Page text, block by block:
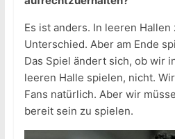
Es ist anders. In leeren
Unterschied. Aber am Ende
Das Spiel ändert sich, ob wir
leeren Halle spielen, nicht.
Fans natürlich. Aber wir
bereit sein zu spielen.